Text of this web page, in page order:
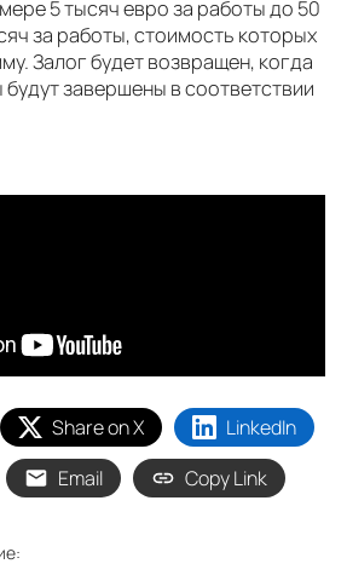
5 тысяч евро за работы до 50
за работы, стоимость которых
Залог будет возвращен, когда
завершены в соответствии
Share on X
LinkedIn
Email Copy Link